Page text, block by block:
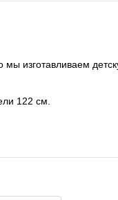
мы изготавливаем
122 см.